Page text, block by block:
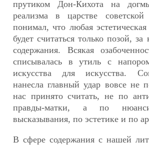
прутиком Дон-Кихота на догмы
реализма в царстве
понимал, что любая
будет считаться только позой,
содержания. Всякая
списывалась в утиль с
искусства для искусства.
нанесла главный удар вовсе не
нас принято считать, не по
правды-матки, а по
высказывания, по эстетике и по
В сфере содержания с нашей